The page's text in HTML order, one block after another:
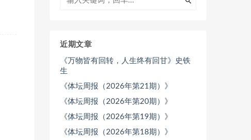
近期文章
《万物皆有回转，人生终有回甘》史铁
生
《体坛周报（2026年第21期）》
《体坛周报（2026年第20期）》
《体坛周报（2026年第19期）》
《体坛周报（2026年第18期）》